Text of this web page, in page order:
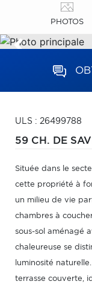
PHOTOS
ULS : 26499788
59 CH. DE
Située dans le
cette propriété à
un milieu de vie
chambres à
sous-sol aménagé
chaleureuse se
luminosité
terrasse couverte,